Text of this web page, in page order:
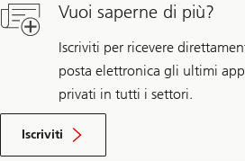
Vuoi saperne di più?
Iscriviti per ricevere
posta elettronica gli ultimi
privati in tutti i settori.
Iscriviti
para
mais